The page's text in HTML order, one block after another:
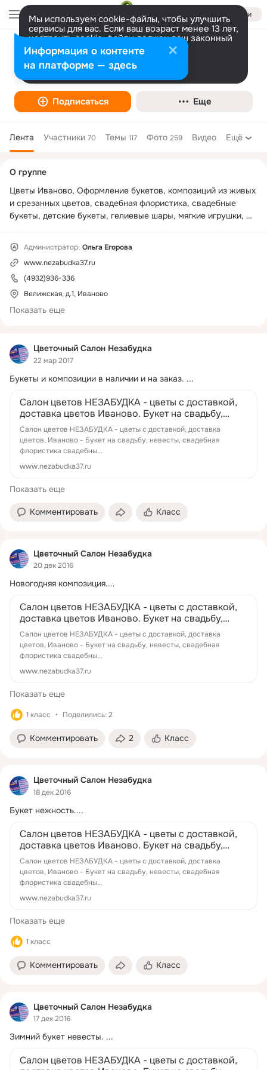
Войти
Мы используем cookie-файлы, чтобы улучшить
сервисы для вас. Если ваш возраст менее 13 лет,
настроить cookie-файлы должен ваш законный
представитель. Больше информации
Разрешить все Настроить
Цветочный Салон Незабудка
Подписаться Еще
Лента Участники 70 Темы 117 Фото 259 Видео Ещё
Цветочный Салон Незабудка
22 мар 2017
Букеты и композиции в наличии и на заказ. ...
Салон цветов НЕЗАБУДКА - цветы с доставкой,
доставка цветов Иваново. Букет на свадьбу,
невесты, свадебная флористика сваде...
Салон цветов НЕЗАБУДКА - цветы с доставкой, доставка
цветов, Иваново - Букет на свадьбу, невесты, свадебная
флористика свадебны...
www.nezabudka37.ru
Показать еще
Комментировать Класс
Цветочный Салон Незабудка
20 дек 2016
Новогодняя композиция....
Салон цветов НЕЗАБУДКА - цветы с доставкой,
доставка цветов Иваново. Букет на свадьбу,
невесты, свадебная флористика сваде...
Салон цветов НЕЗАБУДКА - цветы с доставкой, доставка
цветов, Иваново - Букет на свадьбу, невесты, свадебная
флористика свадебны...
www.nezabudka37.ru
Показать еще
1 класс Поделились: 2
Комментировать 2 Класс
Цветочный Салон Незабудка
18 дек 2016
Букет нежность....
Салон цветов НЕЗАБУДКА - цветы с доставкой,
доставка цветов Иваново. Букет на свадьбу,
невесты, свадебная флористика сваде...
Салон цветов НЕЗАБУДКА - цветы с доставкой, доставка
цветов, Иваново - Букет на свадьбу, невесты, свадебная
флористика свадебны...
www.nezabudka37.ru
Показать еще
1 класс
Комментировать Класс
Цветочный Салон Незабудка
17 дек 2016
Зимний букет невесты. ...
Салон цветов НЕЗАБУДКА - цветы с доставкой,
колонка
О группе
Цветы Иваново, Оформление букетов, композиций из живых
и срезанных цветов, свадебная флористика, свадебные
букеты, детские букеты, гелиевые шары, мягкие игрушки,
открытки.
Администратор: Ольга Егорова
www.nezabudka37.ru
(4932)936-336
Велижская, д.1, Иваново
Показать еще
Информация о контенте
на платформе — здесь